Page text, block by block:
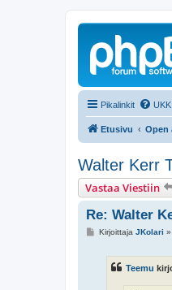
Pikalinkit UKK
Etusivu Open
Walter Kerr
Vastaa Viestiin
Re: Walter
VKirjoittaja JKolari »
Teemu